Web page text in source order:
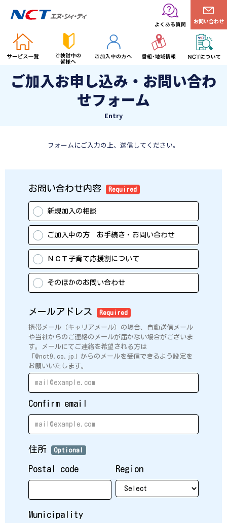
お問い合わせ
ご加入お申し込み・お問い合わ
せフォーム
Entry
フォームにご入力の上、送信してください。